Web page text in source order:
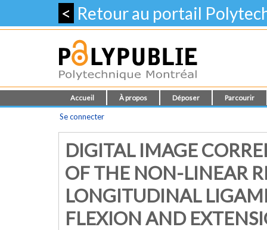
< Retour au portail
Accueil À propos Déposer Parcourir
Se connecter
DIGITAL IMAGE
OF THE NON-LINEAR
LONGITUDINAL
FLEXION AND